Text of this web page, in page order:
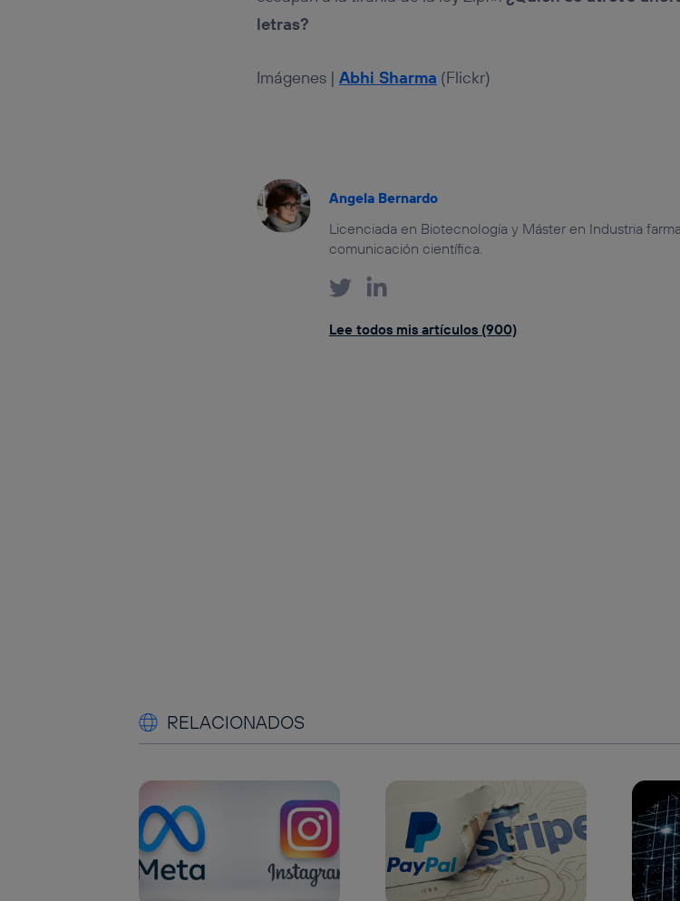
letras?
Imágenes | Abhi Sharma (Flickr)
Angela Bernardo
Licenciada en Biotecnología y Máster en Industria
comunicación científica.
Lee todos mis artículos (900)
RELACIONADOS